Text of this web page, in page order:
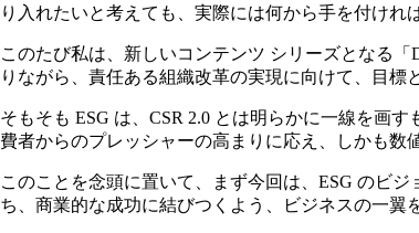
り入れたいと考えても、実際には何から手を付けれ
このたび私は、新しいコンテンツ シリーズとなる
りながら、責任ある組織改革の実現に向けて、目標
そもそも ESG は、CSR 2.0 とは明らかに一線を画
費者からのプレッシャーの高まりに応え、しかも数
このことを念頭に置いて、まず今回は、ESG のビ
ち、商業的な成功に結びつくよう、ビジネスの一翼